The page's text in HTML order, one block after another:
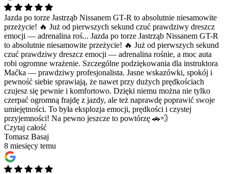
Jazda po torze Jastrząb Nissanem GT-R to absolutnie niesamowite
przeżycie! 🔥 Już od pierwszych sekund czuć prawdziwy dreszcz
emocji — adrenalina roś... Jazda po torze Jastrząb Nissanem GT-R
to absolutnie niesamowite przeżycie! 🔥 Już od pierwszych sekund
czuć prawdziwy dreszcz emocji — adrenalina rośnie, a moc auta
robi ogromne wrażenie. Szczególne podziękowania dla instruktora
Maćka — prawdziwy profesjonalista. Jasne wskazówki, spokój i
pewność siebie sprawiają, że nawet przy dużych prędkościach
czujesz się pewnie i komfortowo. Dzięki niemu można nie tylko
czerpać ogromną frajdę z jazdy, ale też naprawdę poprawić swoje
umiejętności. To była eksplozja emocji, prędkości i czystej
przyjemności! Na pewno jeszcze to powtórzę 🚗💨
Czytaj całość
Tomasz Basaj
8 miesięcy temu